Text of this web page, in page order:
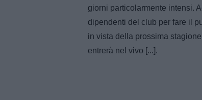
giorni particolarmente intensi.
dipendenti del club per fare il
in vista della prossima
entrerà nel vivo [...].